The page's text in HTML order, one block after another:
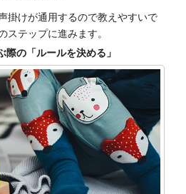
掛けが通用するので教えやすいで
テップに進みます。
の「ルールを決める」